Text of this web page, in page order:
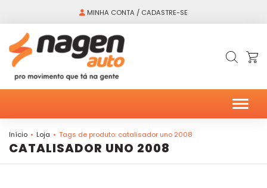
MINHA CONTA / CADASTRE-SE
Início Loja Tags de produto: catalisador uno 2008
CATALISADOR UNO 2008